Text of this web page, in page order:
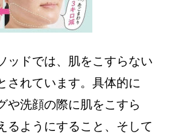
ッドでは、肌をこすらない
されています。具体的に
や洗顔の際に肌をこすら
るようにすること、そして